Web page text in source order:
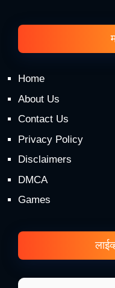
Home
About Us
Contact Us
Privacy Policy
Disclaimers
DMCA
Games